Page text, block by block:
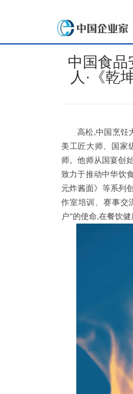
中国食品
人·《乾
高松,中国烹饪
美工匠大师、国家
师。他师从国宴创
致力于推动中华饮
元炸酱面》等系列
作室培训、赛事交
户”的使命,在餐饮